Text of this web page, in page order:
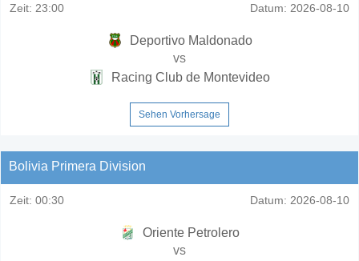
Zeit: 23:00 Datum: 2026-08-10
Deportivo Maldonado
vs
Racing Club de Montevideo
Sehen Vorhersage
Bolivia Primera Division
Zeit: 00:30 Datum: 2026-08-10
Oriente Petrolero
vs